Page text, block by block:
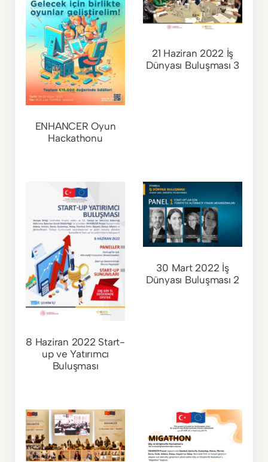
ENHANCER Oyun
Hackathonu
21 Haziran 2022 İş
Dünyası Buluşması 3
8 Haziran 2022 Start-
up ve Yatırımcı
Buluşması
30 Mart 2022 İş
Dünyası Buluşması 2